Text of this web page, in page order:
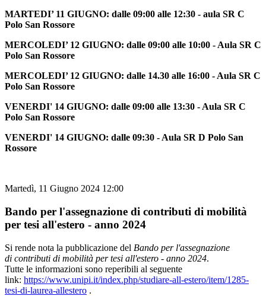
MARTEDI’ 11 GIUGNO: dalle 09:00 alle 12:30 - aula SR C
Polo San Rossore
MERCOLEDI’ 12 GIUGNO: dalle 09:00 alle 10:00 - Aula SR C
Polo San Rossore
MERCOLEDI’ 12 GIUGNO: dalle 14.30 alle 16:00 - Aula SR C
Polo San Rossore
VENERDI' 14 GIUGNO: dalle 09:00 alle 13:30 - Aula SR C
Polo San Rossore
VENERDI' 14 GIUGNO: dalle 09:30 - Aula SR D Polo San
Rossore
Martedì, 11 Giugno 2024 12:00
Bando per l'assegnazione di contributi di mobilità
per tesi all'estero - anno 2024
Si rende nota la pubblicazione del Bando per l'assegnazione
di contributi di mobilità per tesi all'estero - anno 2024.
Tutte le informazioni sono reperibili al seguente
link: https://www.unipi.it/index.php/studiare-all-estero/item/1285-
tesi-di-laurea-allestero .